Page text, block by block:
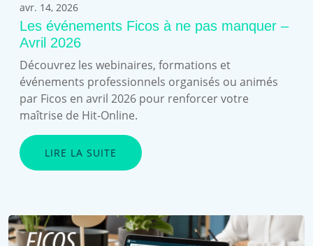
avr. 14, 2026
Les événements Ficos à ne pas manquer –
Avril 2026
Découvrez les webinaires, formations et
événements professionnels organisés ou animés
par Ficos en avril 2026 pour renforcer votre
maîtrise de Hit-Online.
LIRE LA SUITE